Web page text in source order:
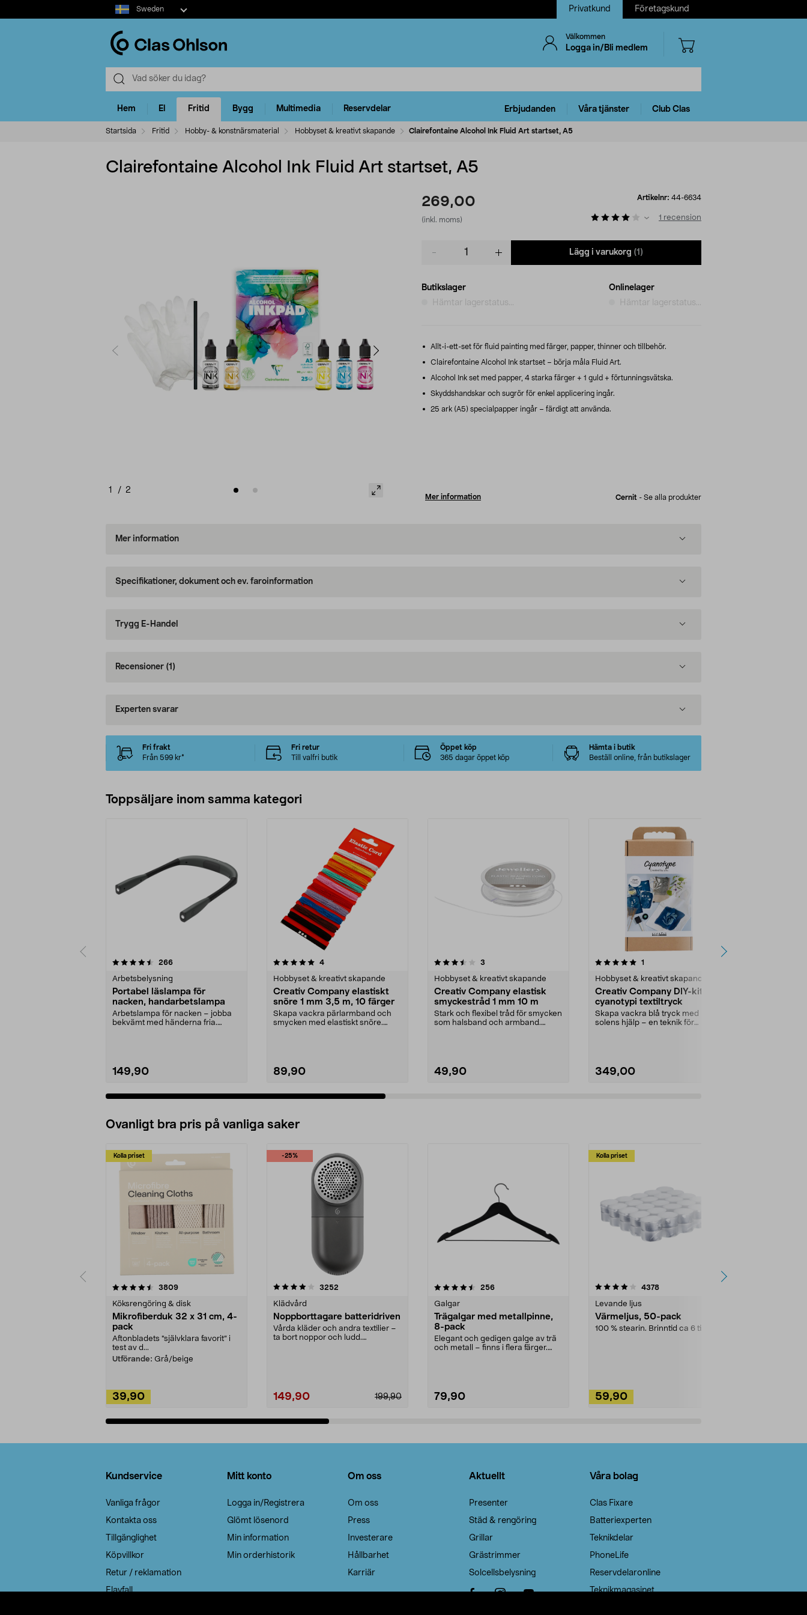
Select
market
Sweden Privatkund Företagskund
Välkommen
Logga in/Bli medlem
Hem El Fritid Bygg Multimedia Reservdelar Erbjudanden Våra tjänster Club Clas
Startsida Fritid Hobby- & konstnärsmaterial Hobbyset & kreativt skapande Clairefontaine Alcohol Ink Fluid Art startset, A5
Clairefontaine Alcohol Ink Fluid Art startset, A5
1 / 2
269,00
(inkl. moms)
Artikelnr: 44-6634
1 recension
Lägg i varukorg (1)
Butikslager
Hämtar lagerstatus...
Onlinelager
Hämtar lagerstatus...
Allt-i-ett-set för fluid painting med färger, papper, thinner och tillbehör.
Clairefontaine Alcohol Ink startset – börja måla Fluid Art.
Alcohol Ink set med papper, 4 starka färger + 1 guld + förtunningsvätska.
Skyddshandskar och sugrör för enkel applicering ingår.
25 ark (A5) specialpapper ingår – färdigt att använda.
Mer information Cernit - Se alla produkter
Mer information
Specifikationer, dokument och ev. faroinformation
Trygg E-Handel
Recensioner (1)
Experten svarar
Fri frakt
Från 599 kr*
Fri retur
Till valfri butik
Öppet köp
365 dagar öppet köp
Hämta i butik
Beställ online, från butikslager
Toppsäljare inom samma kategori
266recensioner
Arbetsbelysning
Portabel läslampa för
nacken, handarbetslampa
Arbetslampa för nacken – jobba
bekvämt med händerna fria.
149,90
5.0 av 5 stjärnor 4recensioner
Hobbyset & kreativt skapande
Creativ Company elastiskt
snöre 1 mm 3,5 m, 10 färger
Skapa vackra pärlarmband och
smycken med elastiskt snöre.
89,90
3.5 av 5 stjärnor 3
Hobbyset & kreativt skapande
Creativ Company elastisk
smyckestråd 1 mm 10 m
Stark och flexibel tråd för smycken
som halsband och armband.
49,90
5.0 av 5 stjärnor 1
Hobbyset & kreativt skapande
Creativ Company DIY-kit
cyanotypi textiltryck
Skapa vackra blå tryck med
solens hjälp – en teknik för
349,00
0.0 av 5 stjärnor
Ovanligt bra pris på vanliga saker
Kolla priset
3809recensioner
Köksrengöring & disk
Mikrofiberduk 32 x 31 cm, 4-
pack
Aftonbladets "självklara favorit” i
test av d...
Utförande: Grå/beige
39,90
-25%
4.0av 5 stjärnor 3252
Klädvård
Noppborttagare batteridriven
Vårda kläder och andra textilier –
ta bort noppor och ludd.
199,90
149,90
4.5av 5 stjärnor 256recensioner
Galgar
Trägalgar med metallpinne,
8-pack
Elegant och gedigen galge av trä
och metall – finns i flera färger.
79,90
Kolla priset
4.0av 5 stjärnor 4378recensioner
Levande ljus
Värmeljus, 50-pack
100 % stearin. Brinntid ca 6 tim.
59,90
4.5av 5 stjärnor
Kundservice
Vanliga frågor
Kontakta oss
Tillgänglighet
Köpvillkor
Retur / reklamation
Elavfall
Mitt konto
Logga in/Registrera
Glömt lösenord
Min information
Min orderhistorik
Om oss
Om oss
Press
Investerare
Hållbarhet
Karriär
Aktuellt
Presenter
Städ & rengöring
Grillar
Grästrimmer
Solcellsbelysning
Våra bolag
Clas Fixare
Batteriexperten
Teknikdelar
PhoneLife
Reservdelaronline
Teknikmagasinet